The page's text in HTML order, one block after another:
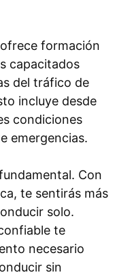
formación
capacitados
del tráfico de
incluye desde
condiciones
emergencias.
Con
te sentirás más
solo.
te
necesario
sin